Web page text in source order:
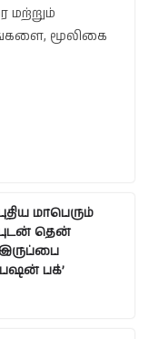
மற்றும்
மூலிகை
மாபெரும்
தென்
இருப்பை
பக்’